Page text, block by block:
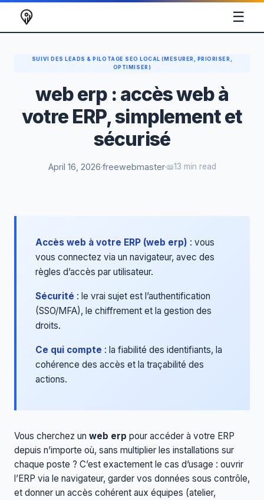
☰
SUIVI DES LEADS & PILOTAGE SEO LOCAL (MESURER, PRIORISER,
OPTIMISER)
web erp : accès web à
votre ERP, simplement et
sécurisé
April 16, 2026·freewebmaster· 13 min read
Accès web à votre ERP (web erp) : vous
vous connectez via un navigateur, avec des
règles d’accès par utilisateur.
Sécurité : le vrai sujet est l’authentification
(SSO/MFA), le chiffrement et la gestion des
droits.
Ce qui compte : la fiabilité des identifiants, la
cohérence des accès et la traçabilité des
actions.
Vous cherchez un web erp pour accéder à votre ERP
depuis n’importe où, sans multiplier les installations sur
chaque poste ? C’est exactement le cas d’usage : ouvrir
l’ERP via le navigateur, garder vos données sous contrôle,
et donner un accès cohérent aux équipes (atelier,